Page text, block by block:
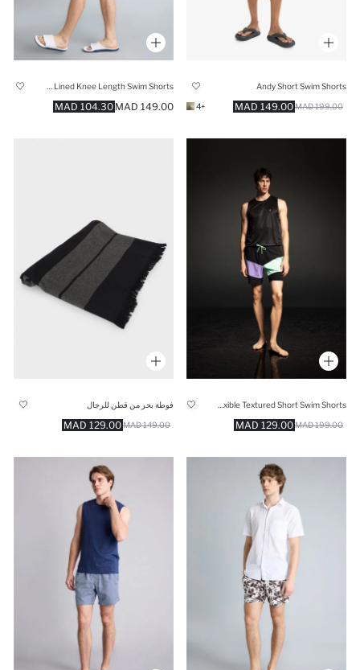
Andy Short Swim Shorts
149.00 MAD 199.00 MAD
+4
104.30 MAD 149.00 MAD
129.00 MAD 199.00 MAD
فوطة بحر من قطن للرجال
129.00 MAD 149.00 MAD